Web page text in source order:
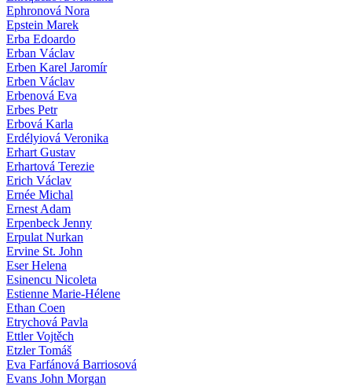
Ephronová Nora
Epstein Marek
Erba Edoardo
Erban Václav
Erben Karel Jaromír
Erben Václav
Erbenová Eva
Erbes Petr
Erbová Karla
Erdélyiová Veronika
Erhart Gustav
Erhartová Terezie
Erich Václav
Ernée Michal
Ernest Adam
Erpenbeck Jenny
Erpulat Nurkan
Ervine St. John
Eser Helena
Esinencu Nicoleta
Estienne Marie-Hélene
Ethan Coen
Etrychová Pavla
Ettler Vojtěch
Etzler Tomáš
Eva Farfánová Barriosová
Evans John Morgan